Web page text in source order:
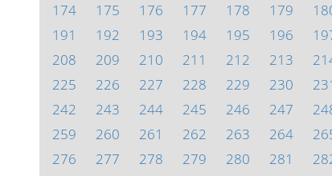
174
175 176 177 178 179
191
192 193 194 195 196
208
209 210 211 212 213
225
226 227 228 229 230
242
243 244 245 246 247
259
260 261 262 263 264
276
277 278 279 280 281